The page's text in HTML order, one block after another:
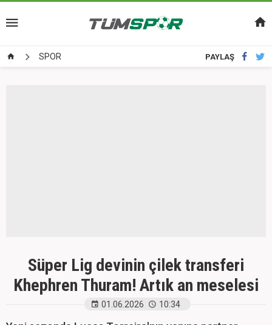
SPOR PAYLAŞ
Süper Lig devinin çilek transferi
Khephren Thuram! Artık an meselesi
01.06.2026 10:34